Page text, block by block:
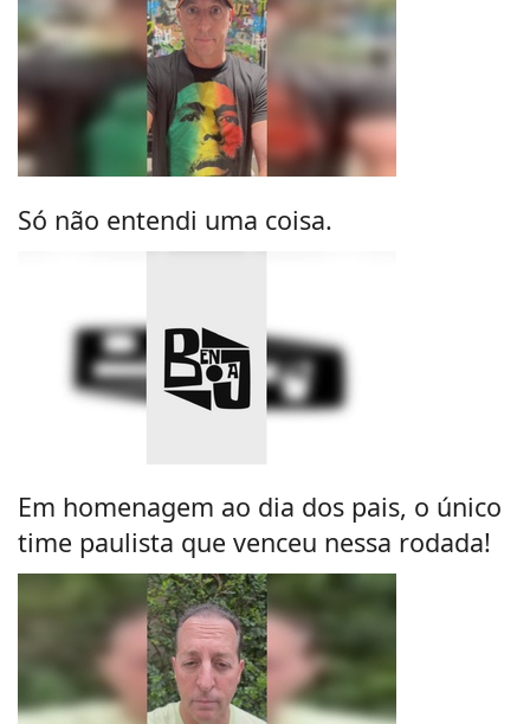
Só não entendi uma coisa.
Em homenagem ao dia dos pais, o único
time paulista que venceu nessa rodada!